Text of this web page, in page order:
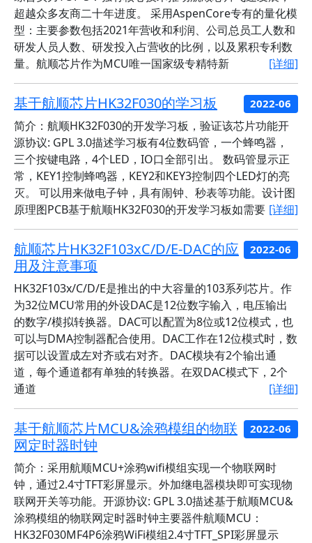
超越众多友商二十年进度。 采用AspenCore专有的量化模
型：主要参数包括2021年营收和利润、公司总员工人数和
研发人员人数、研发投入占营收的比例，以及累积专利数
量。航顺芯片作为MCU唯一国家级专精特新
[详细]
2022-06
基于航顺芯片HK32F030的学习板
简介：航顺HK32F030的开发学习板，验证该芯片功能开
源协议: GPL 3.0描述学习板有4位数码管，一个蜂鸣器，
三个按键电路，4个LED，IO口全部引出。 数码管显示正
常，KEY1控制蜂鸣器，KEY2和KEY3控制四个LED灯的亮
灭。 可以用来做电子钟，具有闹钟、秒表等功能。设计图
原理图PCB基于航顺HK32F030的开发学习板如需要 [详细]
2022-06
航顺芯片HK32F103xC/D/E-DAC的应
用及注意事项
HK32F103x/C/D/E是推出的中大容量的103系列芯片。作
为32位MCU常用的外设DAC是12位数字输入，电压输出
的数字/模拟转换器。DAC可以配置为8位或12位模式，也
可以与DMA控制器配合使用。DAC工作在12位模式时，数
据可以设置成左对齐或右对齐。DAC模块有2个输出通
道，每个通道都有单独的转换器。在双DAC模式下，2个
通道
[详细]
2022-06
基于航顺芯片MCU&涂鸦模组的物联
网定时器时钟
简介：采用航顺MCU+涂鸦wifi模组实现一个物联网时
钟，通过2.4寸TFT彩屏显示。外加继电器模块即可实现物
联网开关等功能。开源协议: GPL 3.0描述基于航顺MCU&
涂鸦模组的物联网定时器时钟主要器件航顺MCU：
HK32F030MF4P6涂鸦WiFi模组2.4寸TFT_SPI彩屏显示